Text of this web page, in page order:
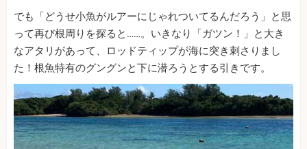
でも「どうせ小魚がルアーにじゃれついてるんだろう」と思
って再び根周りを探ると……。いきなり「ガツン！」と大き
なアタリがあって、ロッドティップが海に突き刺さりまし
た！根魚特有のグングンと下に潜ろうとする引きです。